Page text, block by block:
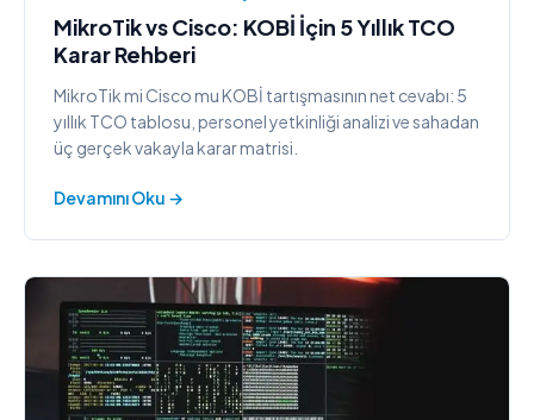
MikroTik vs Cisco: KOBİ İçin 5 Yıllık TCO
Karar Rehberi
MikroTik mi Cisco mu KOBİ tartışmasının net cevabı: 5
yıllık TCO tablosu, personel yetkinliği analizi ve sahadan
üç gerçek vakayla karar matrisi.
Devamını Oku →